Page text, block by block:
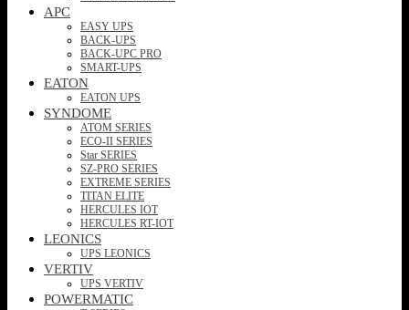
APC
EASY UPS
BACK-UPS
BACK-UPC PRO
SMART-UPS
EATON
EATON UPS
SYNDOME
ATOM SERIES
ECO-II SERIES
Star SERIES
SZ-PRO SERIES
EXTREME SERIES
TITAN ELITE
HERCULES IOT
HERCULES RT-IOT
LEONICS
UPS LEONICS
VERTIV
UPS VERTIV
POWERMATIC